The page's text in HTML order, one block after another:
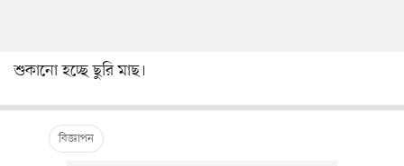
শুকানো হচ্ছে ছুরি মাছ।